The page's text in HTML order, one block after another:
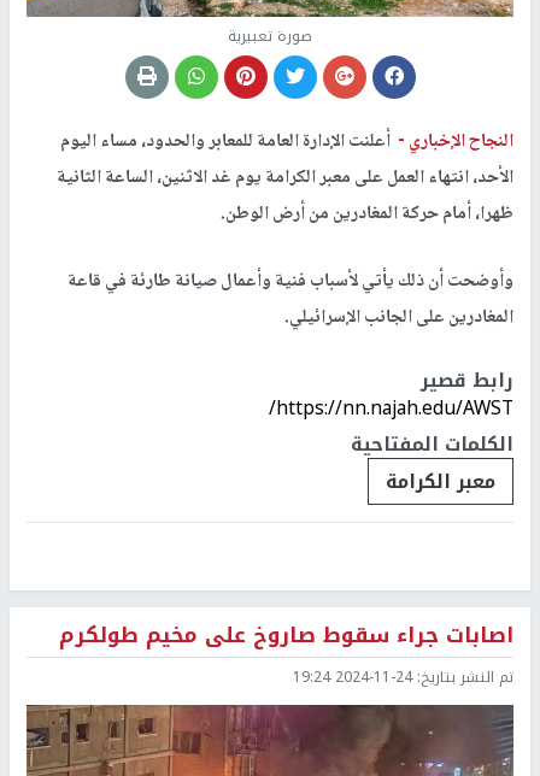
صورة تعبيرية
النجاح الإخباري - أعلنت الإدارة العامة للمعابر والحدود، مساء اليوم
الأحد، انتهاء العمل على معبر الكرامة يوم غد الاثنين، الساعة الثانية
ظهرا، أمام حركة المغادرين من أرض الوطن.
وأوضحت أن ذلك يأتي لأسباب فنية وأعمال صيانة طارئة في قاعة
المغادرين على الجانب الإسرائيلي.
رابط قصير
https://nn.najah.edu/AWST/
الكلمات المفتاحية
معبر الكرامة
اصابات جراء سقوط صاروخ على مخيم طولكرم
تم النشر بتاريخ:2024-11-24 19:24